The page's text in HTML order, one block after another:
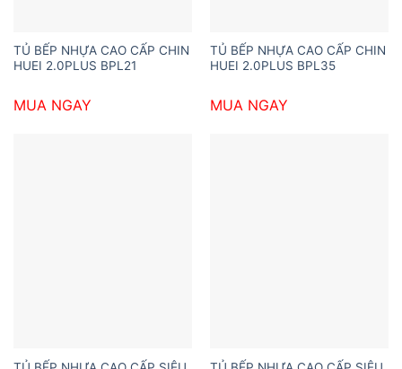
TỦ BẾP NHỰA CAO CẤP CHIN
HUEI 2.0PLUS BPL21
MUA NGAY
TỦ BẾP NHỰA CAO CẤP CHIN
HUEI 2.0PLUS BPL35
MUA NGAY